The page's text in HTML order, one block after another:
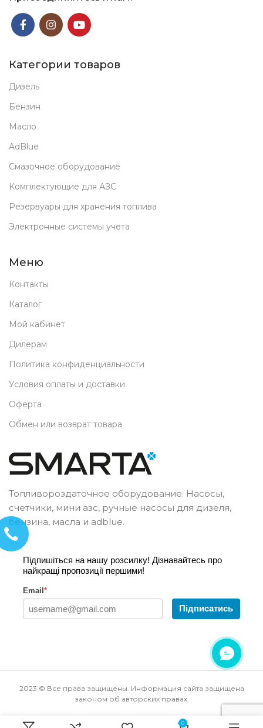
Категории товаров
Дизель
Бензин
Масло
AdBlue
Смазочное оборудование
Комплектующие для АЗС
Резервуары для хранения топлива
Электронные системы учета
Меню
Контакты
Каталог
Мой кабинет
Дилерам
Политика конфиденциальности
Условия оплаты и доставки
Оферта
Обмен или возврат товара
Топливороздаточное оборудование. Насосы,
счетчики, мини азс, ручные насосы для дизеля,
бензина, масла и adblue.
Підпишіться на нашу розсилку! Дізнавайтесь про
найкращі пропозиції першими!
Email *
Підписатись
2023 © Все права защищены. Информация сайта защищена
законом об авторских правах.
0